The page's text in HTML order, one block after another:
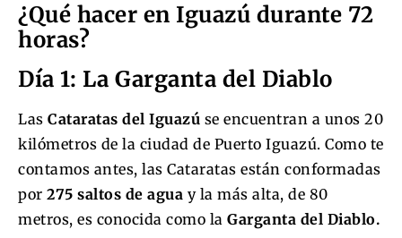
¿Qué hacer en Iguazú durante 72
horas?
Día 1: La Garganta del Diablo
Las Cataratas del Iguazú se encuentran a unos 20
kilómetros de la ciudad de Puerto Iguazú. Como te
contamos antes, las Cataratas están conformadas
por 275 saltos de agua y la más alta, de 80
metros, es conocida como la Garganta del Diablo.